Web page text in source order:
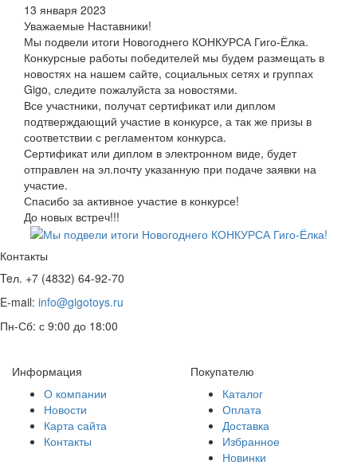
13 января 2023
Уважаемые Наставники!
Мы подвели итоги Новогоднего КОНКУРСА Гиго-Ёлка.
Конкурсные работы победителей мы будем размещать в
новостях на нашем сайте, социальных сетях и группах
Gigo, следите пожалуйста за новостями.
Все участники, получат сертификат или диплом
подтверждающий участие в конкурсе, а так же призы в
соответствии с регламентом конкурса.
Сертификат или диплом в электронном виде, будет
отправлен на эл.почту указанную при подаче заявки на
участие.
Спасибо за активное участие в конкурсе!
До новых встреч!!!
Контакты
Teл. +7 (4832) 64-92-70
E-mail: info@gigotoys.ru
Пн-Сб: с 9:00 до 18:00
Информация
О компании
Новости
Карта сайта
Контакты
Покупателю
Каталог
Оплата
Доставка
Избранное
Новинки